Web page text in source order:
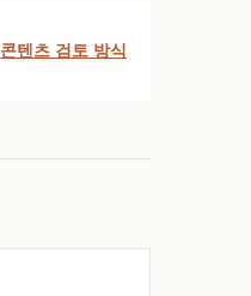
콘텐츠 검토 방식